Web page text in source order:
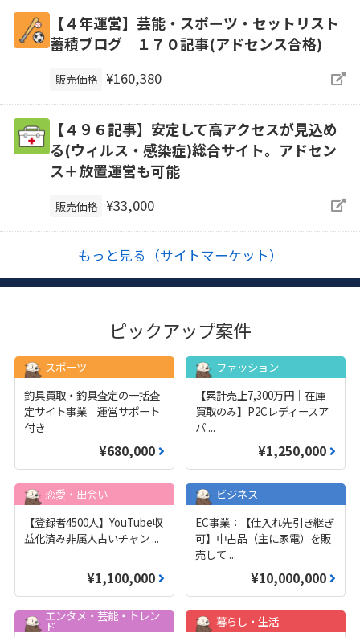
【４年運営】芸能・スポーツ・セットリスト
蓄積ブログ｜１７０記事(アドセンス合格)
販売価格 ¥160,380
【４９６記事】安定して高アクセスが見込め
る(ウィルス・感染症)総合サイト。アドセン
ス＋放置運営も可能
販売価格 ¥33,000
もっと見る（サイトマーケット）
ピックアップ案件
スポーツ
釣具買取・釣具査定の一括査
定サイト事業｜運営サポート
付き
¥680,000
ファッション
【累計売上7,300万円｜在庫
買取のみ】P2Cレディースア
パ ...
¥1,250,000
恋愛・出会い
【登録者4500人】YouTube収
益化済み非属人占いチャン ...
¥1,100,000
ビジネス
EC事業：【仕入れ先引き継ぎ
可】中古品（主に家電）を販
売して ...
¥10,000,000
エンタメ・芸能・トレン
ド 暮らし・生活